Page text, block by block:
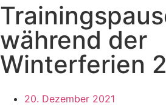
während der
Winterferien
20. Dezember 2021